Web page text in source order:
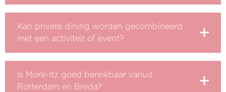
Kan private dining worden gecombineerd
met een activiteit of event?
Is More-Itz goed bereikbaar vanuit
Rotterdam en Breda?